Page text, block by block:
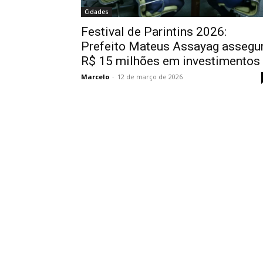
Cidades
Festival de Parintins 2026:
Prefeito Mateus Assayag
R$ 15 milhões em investimentos
Marcelo - 12 de março de 2026